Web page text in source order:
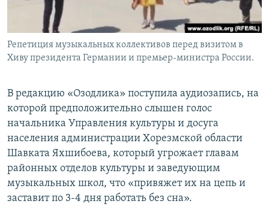
Репетиция музыкальных коллективов перед визитом в
Хиву президента Германии и премьер-министра России.
В редакцию «Озодлика» поступила аудиозапись, на
которой предположительно слышен голос
начальника Управления культуры и досуга
населения администрации Хорезмской области
Шавката Яхшибоева, который угрожает главам
районных отделов культуры и заведующим
музыкальных школ, что «привяжет их на цепь и
заставит по 3-4 дня работать без сна».